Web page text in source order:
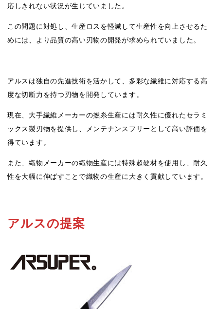
応しきれない状況が生じていました。
この問題に対処し、生産ロスを軽減して生産性を向上させるた
めには、より品質の高い刃物の開発が求められていました。
アルスは独自の先進技術を活かして、多彩な繊維に対応する高
度な切断力を持つ刃物を開発しています。
現在、大手繊維メーカーの撚糸生産には耐久性に優れたセラミ
ックス製刃物を提供し、メンテナンスフリーとして高い評価を
得ています。
また、織物メーカーの織物生産には特殊超硬材を使用し、耐久
性を大幅に伸ばすことで織物の生産に大きく貢献しています。
アルスの提案